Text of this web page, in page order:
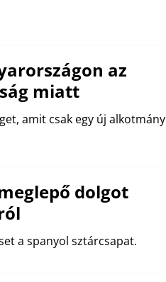
az
miatt
amit csak egy új alkotmány
dolgot
a spanyol sztárcsapat.